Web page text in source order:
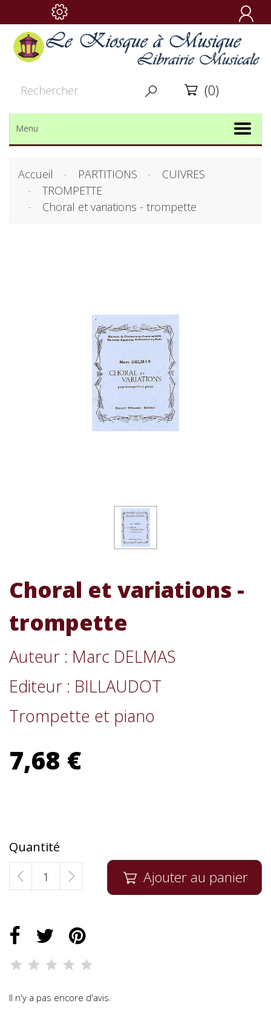

  (0)
Menu
Accueil PARTITIONS
CUIVRES
TROMPETTE
Choral et variations - trompette
Choral et variations -
trompette
Auteur : Marc DELMAS
Editeur : BILLAUDOT
Trompette et piano
7,68 €
Quantité
 Ajouter au panier
Il n'y a pas encore d'avis.